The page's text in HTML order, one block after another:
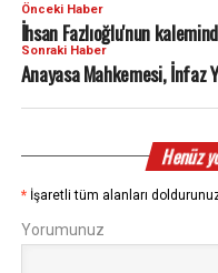
Önceki Haber
İhsan Fazlıoğlu'nun
Sonraki Haber
Anayasa Mahkemesi, İnfaz
Henüz
* İşaretli tüm alanları
Yorumunuz